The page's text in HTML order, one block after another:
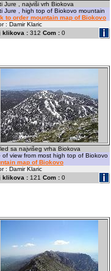
Jure , najviši vrh Biokova
Jure , high top of Biokovo mountain
to order mountain map of Biokovo
: Damir Klaric
klikova : 312 Com : 0
sa najvišeg vrha Biokova
of view from most high top of Biokovo
map of Biokovo
: Damir Klaric
klikova : 121 Com : 0